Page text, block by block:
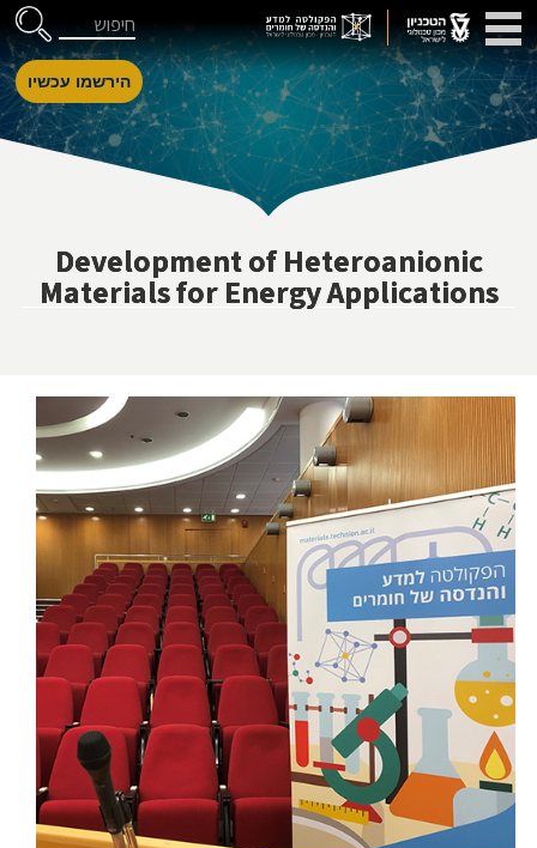
Skip to Content
דלג לניווט חיפוש
הירשמו עכשיו
Development of Heteroanionic
Materials for Energy Applications